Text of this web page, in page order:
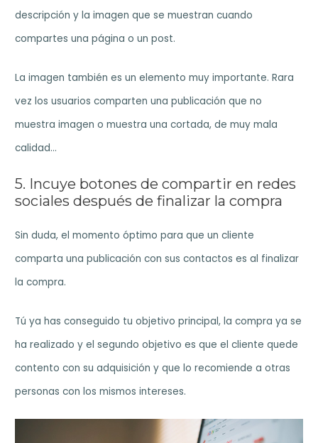
descripción y la imagen que se muestran cuando
compartes una página o un post.
La imagen también es un elemento muy importante. Rara
vez los usuarios comparten una publicación que no
muestra imagen o muestra una cortada, de muy mala
calidad…
5. Incuye botones de compartir en redes
sociales después de finalizar la compra
Sin duda, el momento óptimo para que un cliente
comparta una publicación con sus contactos es al finalizar
la compra.
Tú ya has conseguido tu objetivo principal, la compra ya se
ha realizado y el segundo objetivo es que el cliente quede
contento con su adquisición y que lo recomiende a otras
personas con los mismos intereses.